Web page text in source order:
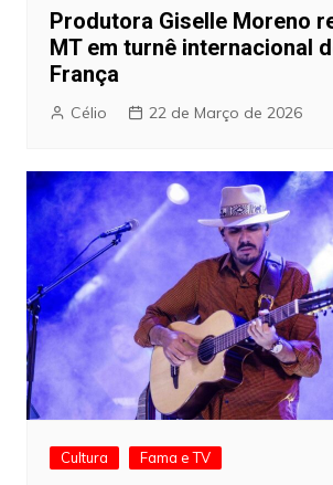
Produtora Giselle Moreno
MT em turnê internacional
França
Célio 22 de Março de 2026
Cultura Fama e TV